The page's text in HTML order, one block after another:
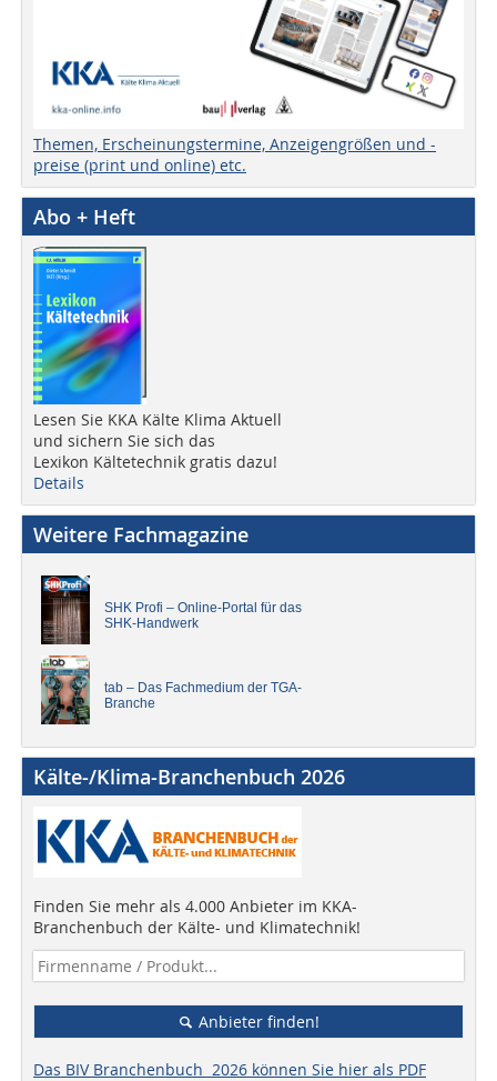
Themen, Erscheinungstermine, Anzeigengrößen und -
preise (print und online) etc.
Abo + Heft
Lesen Sie KKA Kälte Klima Aktuell
und sichern Sie sich das
Lexikon Kältetechnik gratis dazu!
Details
Weitere Fachmagazine
SHK Profi – Online-Portal für das
SHK-Handwerk
tab – Das Fachmedium der TGA-
Branche
Kälte-/Klima-Branchenbuch 2026
Finden Sie mehr als 4.000 Anbieter im KKA-
Branchenbuch der Kälte- und Klimatechnik!
Anbieter finden!
Das BIV Branchenbuch 2026 können Sie hier als PDF